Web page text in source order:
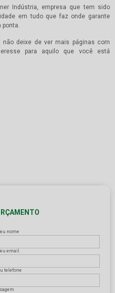
Indústria, empresa que tem sido
em tudo que faz onde garante
deixe de ver mais páginas com
para aquilo que você está
nome
email
telefone